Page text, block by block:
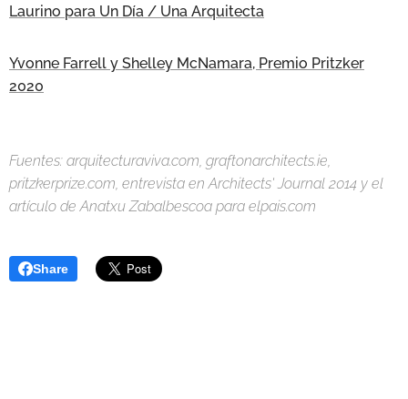
Laurino para Un Día / Una Arquitecta
Yvonne Farrell y Shelley McNamara, Premio Pritzker
2020
Fuentes: arquitecturaviva.com, graftonarchitects.ie,
pritzkerprize.com, entrevista en Architects' Journal 2014 y el
artículo de Anatxu Zabalbescoa para elpais.com
Share